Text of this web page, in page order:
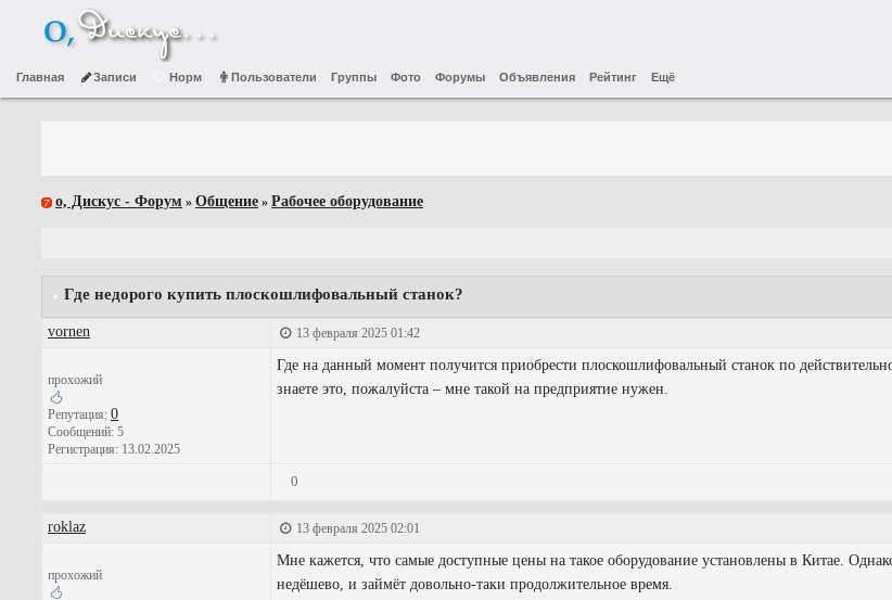
Главная Записи Норм Пользователи Группы Фото Форумы Объявления Рейтинг Ещё
о, Дискус - Форум » Общение » Рабочее оборудование
Где недорого купить плоскошлифовальный станок?
vornen 13 февраля 2025 01:42
прохожий
Репутация: 0
Сообщений: 5
Регистрация: 13.02.2025
Где на данный момент получится приобрести плоскошлифовальный станок по
знаете это, пожалуйста – мне такой на предприятие нужен.
0
roklaz 13 февраля 2025 02:01
прохожий
Мне кажется, что самые доступные цены на такое оборудование установлены в Китае.
недёшево, и займёт довольно-таки продолжительное время.